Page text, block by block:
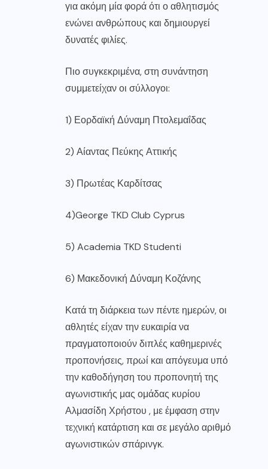
για ακόμη μία φορά ότι ο αθλητισμός
ενώνει ανθρώπους και δημιουργεί
δυνατές φιλίες.
Πιο συγκεκριμένα, στη συνάντηση
συμμετείχαν οι σύλλογοι:
1) Εορδαϊκή Δύναμη Πτολεμαΐδας
2) Αίαντας Πεύκης Αττικής
3) Πρωτέας Καρδίτσας
4)George TKD Club Cyprus
5) Academia TKD Studenti
6) Μακεδονική Δύναμη Κοζάνης
Κατά τη διάρκεια των πέντε ημερών, οι
αθλητές είχαν την ευκαιρία να
πραγματοποιούν διπλές καθημερινές
προπονήσεις, πρωί και απόγευμα υπό
την καθοδήγηση του προπονητή της
αγωνιστικής μας ομάδας κυρίου
Αλμασίδη Χρήστου , με έμφαση στην
τεχνική κατάρτιση και σε μεγάλο αριθμό
αγωνιστικών σπάρινγκ.